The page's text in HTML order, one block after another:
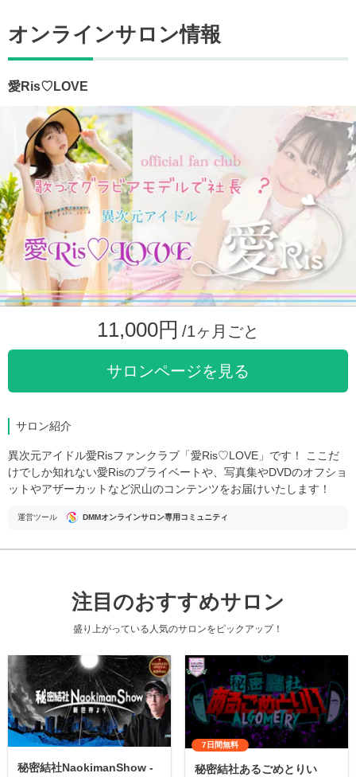
オンラインサロン情報
愛Ris♡LOVE
11,000円 /1ヶ月ごと
サロンページを見る
サロン紹介
異次元アイドル愛Risファンクラブ「愛Ris♡LOVE」です！ ここだ
けでしか知れない愛Risのプライベートや、写真集やDVDのオフショ
ットやアザーカットなど沢山のコンテンツをお届けいたします！
運営ツール DMMオンラインサロン専用コミュニティ
注目のおすすめサロン
盛り上がっている人気のサロンをピックアップ！
秘密結社NaokimanShow -
7日間無料
秘密結社あるごめとりい